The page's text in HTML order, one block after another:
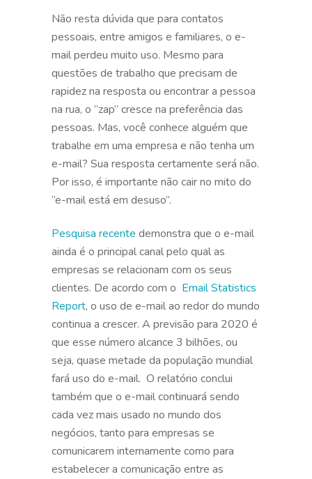
Não resta dúvida que para contatos
pessoais, entre amigos e familiares, o e-
mail perdeu muito uso. Mesmo para
questões de trabalho que precisam de
rapidez na resposta ou encontrar a pessoa
na rua, o “zap” cresce na preferência das
pessoas. Mas, você conhece alguém que
trabalhe em uma empresa e não tenha um
e-mail? Sua resposta certamente será não.
Por isso, é importante não cair no mito do
“e-mail está em desuso”.
Pesquisa recente demonstra que o e-mail
ainda é o principal canal pelo qual as
empresas se relacionam com os seus
clientes. De acordo com o Email Statistics
Report, o uso de e-mail ao redor do mundo
continua a crescer. A previsão para 2020 é
que esse número alcance 3 bilhões, ou
seja, quase metade da população mundial
fará uso do e-mail. O relatório conclui
também que o e-mail continuará sendo
cada vez mais usado no mundo dos
negócios, tanto para empresas se
comunicarem internamente como para
estabelecer a comunicação entre as